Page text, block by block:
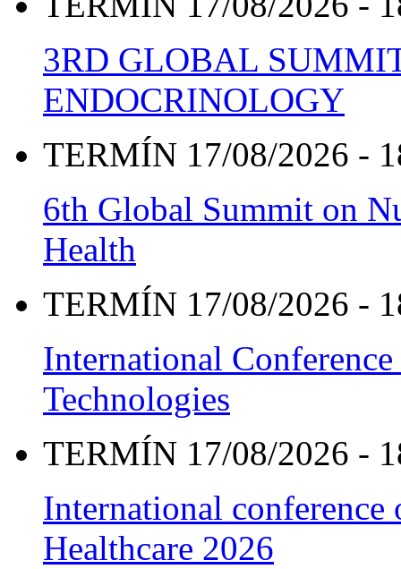
3RD GLOBAL
ENDOCRINOLOGY
TERMÍN 17/08/2026 -
6th Global Summit on
Health
TERMÍN 17/08/2026 -
International
Technologies
TERMÍN 17/08/2026 -
International
Healthcare 2026